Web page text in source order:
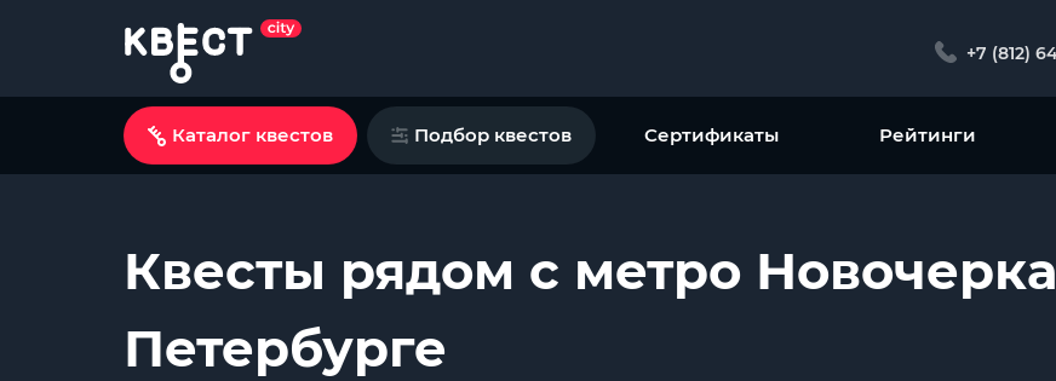
+7 (812)
Каталог квестов Подбор квестов Сертификаты Рейтинги
Квесты рядом с метро
Петербурге